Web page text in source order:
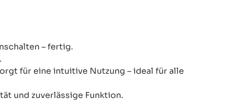
– fertig.
für eine intuitive Nutzung – ideal für alle
und zuverlässige Funktion.